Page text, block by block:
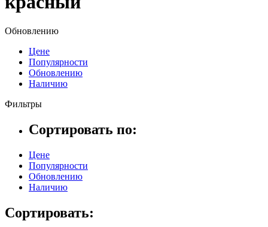
Обновлению
Цене
Популярности
Обновлению
Наличию
Фильтры
Сортировать по:
Цене
Популярности
Обновлению
Наличию
Сортировать: